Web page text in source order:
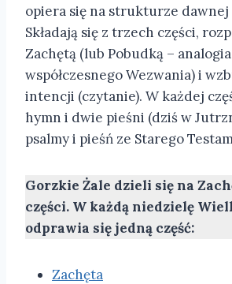
opiera się na strukturze
Składają się z trzech części,
Zachętą (lub Pobudką –
współczesnego Wezwania) i
intencji (czytanie). W każdej
hymn i dwie pieśni (dziś w
psalmy i pieśń ze Starego
Gorzkie Żale dzieli się na
części. W każdą niedzielę
odprawia się jedną część:
Zachęta